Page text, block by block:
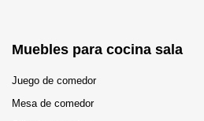
Muebles para cocina sala
Juego de comedor
Mesa de comedor